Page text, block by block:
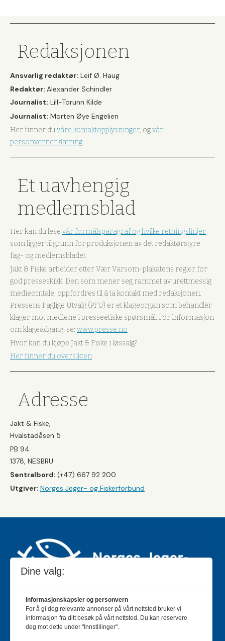
Redaksjonen
Ansvarlig redaktør: Leif Ø. Haug
Redaktør: Alexander Schindler
Journalist: Lill-Torunn Kilde
Journalist: Morten Øye Engelien
Her finner duvåre kontaktopplysninger, ogvår
personvernerklæring.
Et uavhengig
medlemsblad
Her kan du lese vår formålsparagraf og hvilke retningslinjer
som ligger til grunn for produksjonen av det redaktørstyre
fag- og medlemsbladet.
Jakt & Fiske arbeider etter Vær Varsom-plakatens regler for
god presseskikk. Den som mener seg rammet av urettmessig
medieomtale, oppfordres til å ta kontakt med redaksjonen.
Pressens Faglige Utvalg (PFU) er et klageorgan som behandler
klager mot mediene i presseetiske spørsmål. For informasjon
om klageadgang, se: www.presse.no
Hvor kan du kjøpe Jakt & Fiske i løssalg?
Her finner du oversikten
Adresse
Jakt & Fiske,
Hvalstadåsen 5
PB 94
1378, NESBRU
Sentralbord: (+47) 667 92 200
Utgiver: Norges Jeger- og Fiskerforbund
Jakt & Fiske er landets største og eldste magasin for
jakt- og fiskeinteresserte med 195 000 månedlige
Dine valg:
Informasjonskapsler og personvern
For å gi deg relevante annonser på vårt nettsted bruker vi
informasjon fra ditt besøk på vårt nettsted. Du kan reservere
deg mot dette under "Innstillinger".